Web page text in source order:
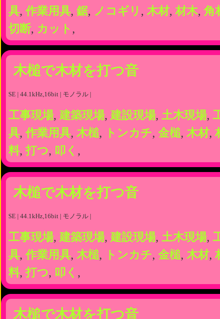
具, 作業用具, 鋸, ノコギリ , 木材, 材木, 角
切断, カット ,
木槌で木材を打つ音
SE | 44.1kHz,16bit | モノラル |
工事現場, 建築現場, 建設現場, 土木現場,
具, 作業用具, 木槌, トンカチ, 金槌, 木材,
料, 打つ, 叩く ,
木槌で木材を打つ音
SE | 44.1kHz,16bit | モノラル |
工事現場, 建築現場, 建設現場, 土木現場,
具, 作業用具, 木槌, トンカチ, 金槌, 木材,
料, 打つ, 叩く ,
木槌で木材を打つ音